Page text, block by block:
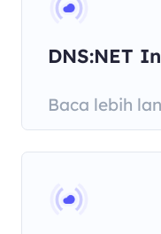
DNS:NET
Baca lebih